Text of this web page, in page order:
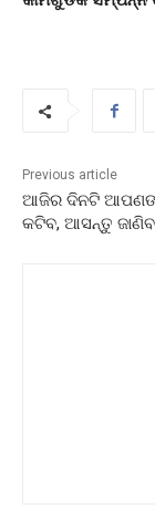
Previous article
ଆଜିର ଦିନଟି
କଟିବ, ଆସନ୍ତୁ